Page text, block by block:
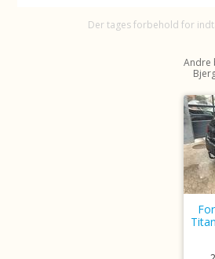
Der tages forbehold for
Andre